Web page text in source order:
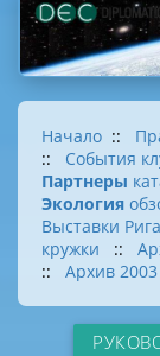
Начало ::
:: События
Партнеры
Экология
Выставки Рига
кружки
::
:: Архив